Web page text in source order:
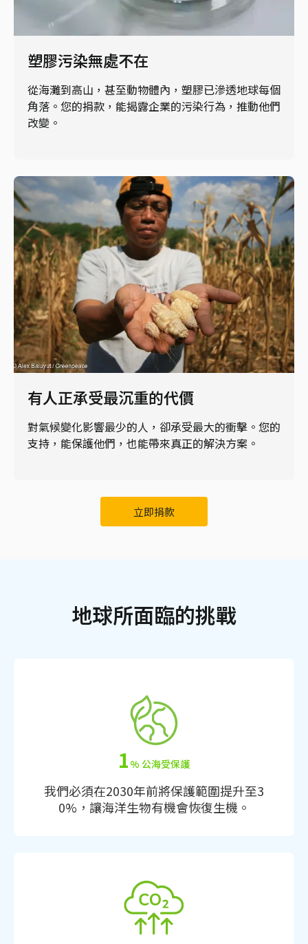
塑膠污染無處不在
從海灘到高山，甚至動物體內，塑膠已滲透地球每個
角落。您的捐款，能揭露企業的污染行為，推動他們
改變。
有人正承受最沉重的代價
對氣候變化影響最少的人，卻承受最大的衝擊。您的
支持，能保護他們，也能帶來真正的解決方案。
立即捐款
地球所面臨的挑戰
1 % 公海受保護
我們必須在2030年前將保護範圍提升至3
0%，讓海洋生物有機會恢復生機。